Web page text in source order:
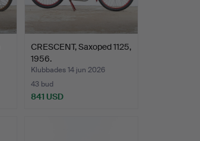
CRESCENT, Saxoped 1125,
1956.
Klubbades 14 jun 2026
43 bud
841 USD